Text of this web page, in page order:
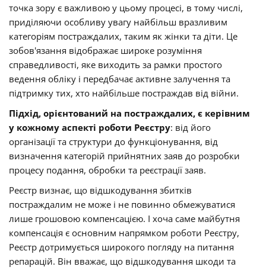
точка зору є важливою у цьому процесі, в тому числі,
приділяючи особливу увагу найбільш вразливим
категоріям постраждалих, таким як жінки та діти. Це
зобов'язання відображає широке розуміння
справедливості, яке виходить за рамки простого
ведення обліку і передбачає активне залучення та
підтримку тих, хто найбільше постраждав від війни.
Підхід, орієнтований на постраждалих, є керівним
у кожному аспекті роботи Реєстру: від його
організації та структури до функціонування, від
визначення категорій прийнятних заяв до розробки
процесу подання, обробки та реєстрації заяв.
Реєстр визнає, що відшкодування збитків
постраждалим не може і не повинно обмежуватися
лише грошовою компенсацією. І хоча саме майбутня
компенсація є основним напрямком роботи Реєстру,
Реєстр дотримується широкого погляду на питання
репарацій. Він вважає, що відшкодування шкоди та